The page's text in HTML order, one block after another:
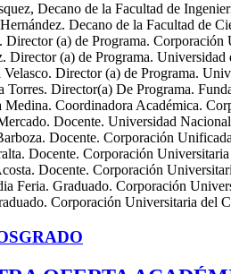
Decano de la Facultad de
Decano de la Facultad de
(a) de Programa. Corporación
Director (a) de Programa. Universidad
Director (a) de Programa.
Torres. Director(a) De Programa.
Coordinadora Académica.
Docente. Universidad
Docente. Corporación
Docente. Corporación
Docente. Corporación
Feria. Graduado. Corporación
Corporación Universitaria del